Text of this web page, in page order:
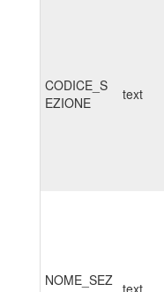
CODICE_S
EZIONE
text
NOME_SEZ text